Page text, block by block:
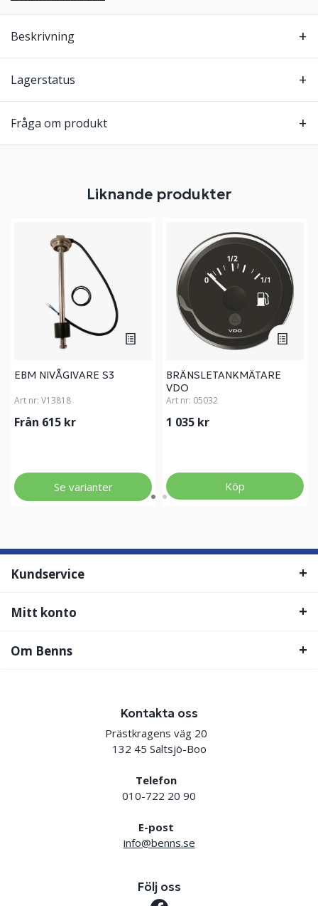
Beskrivning
Lagerstatus
Fråga om produkt
Liknande produkter
EBM NIVÅGIVARE S3
Art nr: V13818
Från 615 kr
Se varianter
BRÄNSLETANKMÄTARE
VDO
Art nr: 05032
1 035 kr
Köp
Kundservice
Mitt konto
Om Benns
Kontakta oss
Prästkragens väg 20
132 45 Saltsjö-Boo
Telefon
010-722 20 90
E-post
info@benns.se
Följ oss